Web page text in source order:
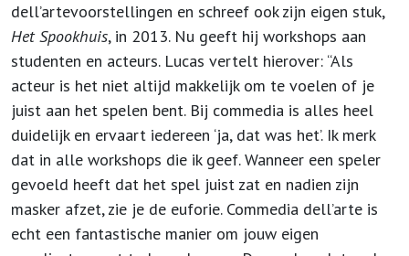
dell’artevoorstellingen en schreef ook zijn eigen stuk,
Het Spookhuis, in 2013. Nu geeft hij workshops aan
studenten en acteurs. Lucas vertelt hierover: “Als
acteur is het niet altijd makkelijk om te voelen of je
juist aan het spelen bent. Bij commedia is alles heel
duidelijk en ervaart iedereen ‘ja, dat was het’. Ik merk
dat in alle workshops die ik geef. Wanneer een speler
gevoeld heeft dat het spel juist zat en nadien zijn
masker afzet, zie je de euforie. Commedia dell’arte is
echt een fantastische manier om jouw eigen